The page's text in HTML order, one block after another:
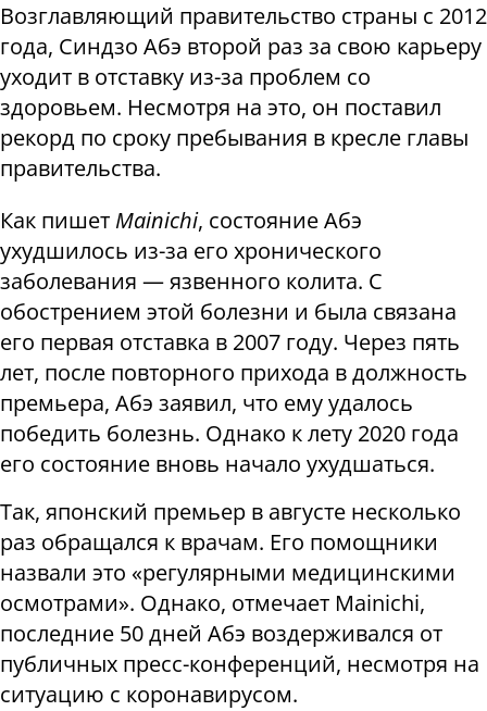
Возглавляющий правительство страны с 2012
года, Синдзо Абэ второй раз за свою карьеру
уходит в отставку из-за проблем со
здоровьем. Несмотря на это, он поставил
рекорд по сроку пребывания в кресле главы
правительства.
Как пишет Mainichi, состояние Абэ
ухудшилось из-за его хронического
заболевания — язвенного колита. С
обострением этой болезни и была связана
его первая отставка в 2007 году. Через пять
лет, после повторного прихода в должность
премьера, Абэ заявил, что ему удалось
победить болезнь. Однако к лету 2020 года
его состояние вновь начало ухудшаться.
Так, японский премьер в августе несколько
раз обращался к врачам. Его помощники
назвали это «регулярными медицинскими
осмотрами». Однако, отмечает Mainichi,
последние 50 дней Абэ воздерживался от
публичных пресс-конференций, несмотря на
ситуацию с коронавирусом.